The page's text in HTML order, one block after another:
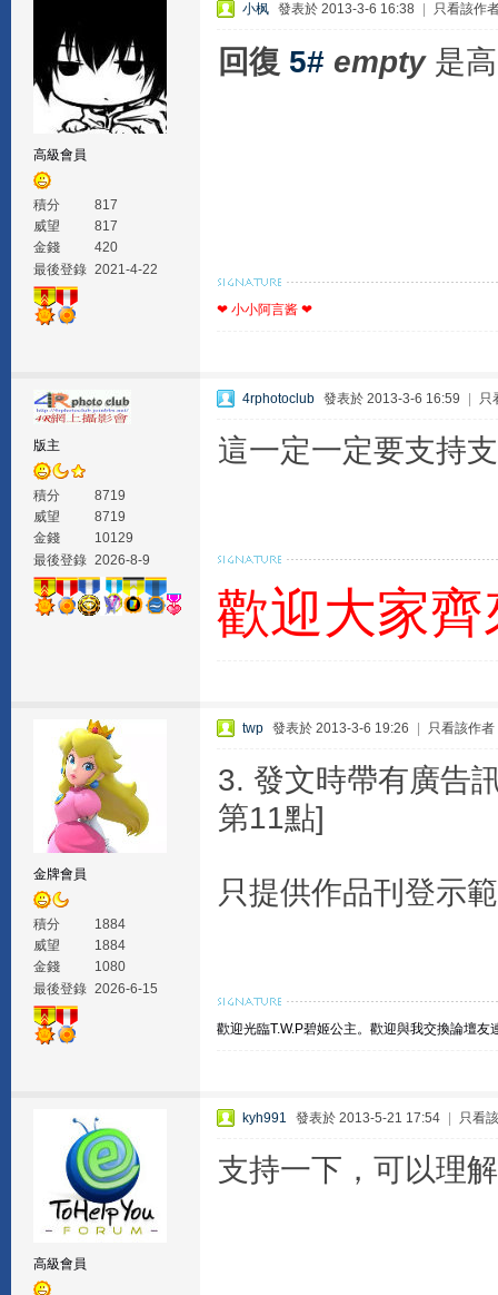
高級會員
積分
817
威望
817
金錢
420
最後登錄 2021-4-22
小枫 發表於 2013-3-6 16:38 只看該作
回復 5# empty 是
❤ 小小阿言酱 ❤
版主
積分
8719
威望
8719
金錢
10129
最後登錄 2026-8-9
4rphotoclub 發表於 2013-3-6 16:59 只
這一定一定要支持
歡迎大家
金牌會員
積分
1884
威望
1884
金錢
1080
最後登錄 2026-6-15
twp 發表於 2013-3-6 19:26 只看該作者
3. 發文時帶有廣告
第11點]
只提供作品刊登示
歡迎光臨T.W.P碧姬公主。 歡迎與我交換論壇友
高級會員
kyh991 發表於 2013-5-21 17:54 只看
支持一下，可以理解